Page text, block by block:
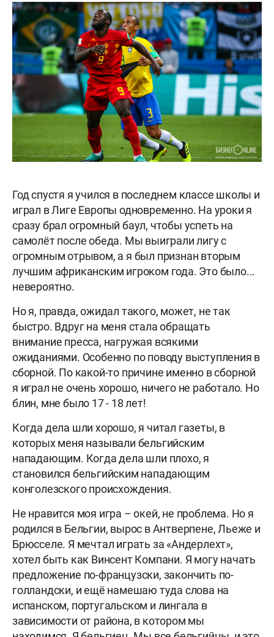
Год спустя я учился в последнем классе школы и
играл в Лиге Европы одновременно. На уроки я
сразу брал огромный баул, чтобы успеть на
самолёт после обеда. Мы выиграли лигу с
огромным отрывом, а я был признан вторым
лучшим африканским игроком года. Это было...
невероятно.
Но я, правда, ожидал такого, может, не так
быстро. Вдруг на меня стала обращать
внимание пресса, нагружая всякими
ожиданиями. Особенно по поводу выступления в
сборной. По какой-то причине именно в сборной
я играл не очень хорошо, ничего не работало. Но
блин, мне было 17 - 18 лет!
Когда дела шли хорошо, я читал газеты, в
которых меня называли бельгийским
нападающим. Когда дела шли плохо, я
становился бельгийским нападающим
конголезского происхождения.
Не нравится моя игра – окей, не проблема. Но я
родился в Бельгии, вырос в Антверпене, Льеже и
Брюсселе. Я мечтал играть за «Андерлехт»,
хотел быть как Винсент Компани. Я могу начать
предложение по-французски, закончить по-
голландски, и ещё намешаю туда слова на
испанском, португальском и лингала в
зависимости от района, в котором мы